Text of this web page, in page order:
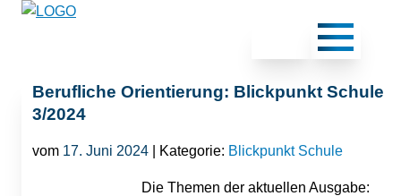
Berufliche Orientierung: Blickpunkt Schule
3/2024
vom 17. Juni 2024 | Kategorie: Blickpunkt Schule
Die Themen der aktuellen Ausgabe: